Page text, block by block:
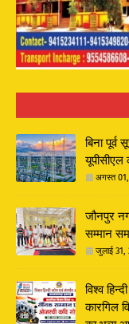
बिना
यूपीसीएल
अगस्त
जौनपुर
सम्मान
जुलाई 31,
विश्व
कारगिल